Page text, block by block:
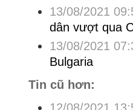
13/08/2021
dân vượt qua
13/08/2021
Bulgaria
Tin cũ hơn: